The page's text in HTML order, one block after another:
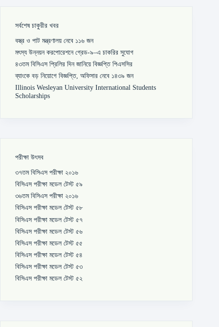
সর্বশেষ চাকুরীর খবর
বস্ত্র ও পাট মন্ত্রণালয় নেবে ১১৬ জন
মৎস্য উন্নয়ন করপোরেশনে গ্রেড-৯–এ চাকরির সুযোগ
৪৩তম বিসিএস প্রিলির দিন জানিয়ে বিজ্ঞপ্তি পিএসসির
ব্যাংকে বড় নিয়োগে বিজ্ঞপ্তি, অফিসার নেবে ১৪৩৯ জন
Illinois Wesleyan University International Students
Scholarships
পরীক্ষা উৎসব
৩৭তম বিসিএস পরীক্ষা ২০১৬
বিসিএস পরীক্ষা মডেল টেস্ট ৫৯
৩৬তম বিসিএস পরীক্ষা ২০১৬
বিসিএস পরীক্ষা মডেল টেস্ট ৫৮
বিসিএস পরীক্ষা মডেল টেস্ট ৫৭
বিসিএস পরীক্ষা মডেল টেস্ট ৫৬
বিসিএস পরীক্ষা মডেল টেস্ট ৫৫
বিসিএস পরীক্ষা মডেল টেস্ট ৫৪
বিসিএস পরীক্ষা মডেল টেস্ট ৫৩
বিসিএস পরীক্ষা মডেল টেস্ট ৫২